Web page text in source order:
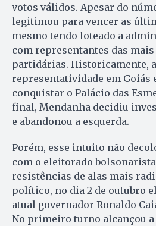
votos válidos. Apesar do
legitimou para vencer as
mesmo tendo loteado a
com representantes das
partidárias. Historicamente,
representatividade em Goiás
conquistar o Palácio das
final, Mendanha decidiu
e abandonou a esquerda.
Porém, esse intuito não
com o eleitorado
resistências de alas mais
político, no dia 2 de outubro
atual governador Ronaldo
No primeiro turno alcançou a